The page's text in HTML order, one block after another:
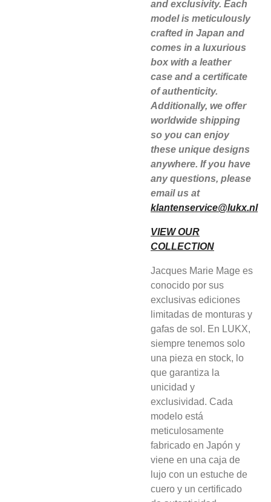
and exclusivity. Each
model is meticulously
crafted in Japan and
comes in a luxurious
box with a leather
case and a certificate
of authenticity.
Additionally, we offer
worldwide shipping
so you can enjoy
these unique designs
anywhere. If you have
any questions, please
email us at
klantenservice@lukx.nl
VIEW OUR
COLLECTION
Jacques Marie Mage es
conocido por sus
exclusivas ediciones
limitadas de monturas y
gafas de sol. En LUKX,
siempre tenemos solo
una pieza en stock, lo
que garantiza la
unicidad y
exclusividad. Cada
modelo está
meticulosamente
fabricado en Japón y
viene en una caja de
lujo con un estuche de
cuero y un certificado